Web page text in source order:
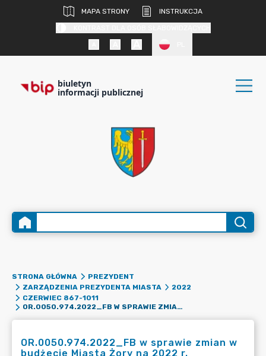
MAPA STRONY
INSTRUKCJA
biuletyn
informacji publicznej
STRONA GŁÓWNA
PREZYDENT
ZARZĄDZENIA PREZYDENTA MIASTA
2022
CZERWIEC 867-1011
OR.0050.974.2022_FB W SPRAWIE ZMIAN W BUDŻECIE MIASTA ŻORY NA 2022 R.
OR.0050.974.2022_FB w sprawie zmian w
budżecie Miasta Żory na 2022 r.